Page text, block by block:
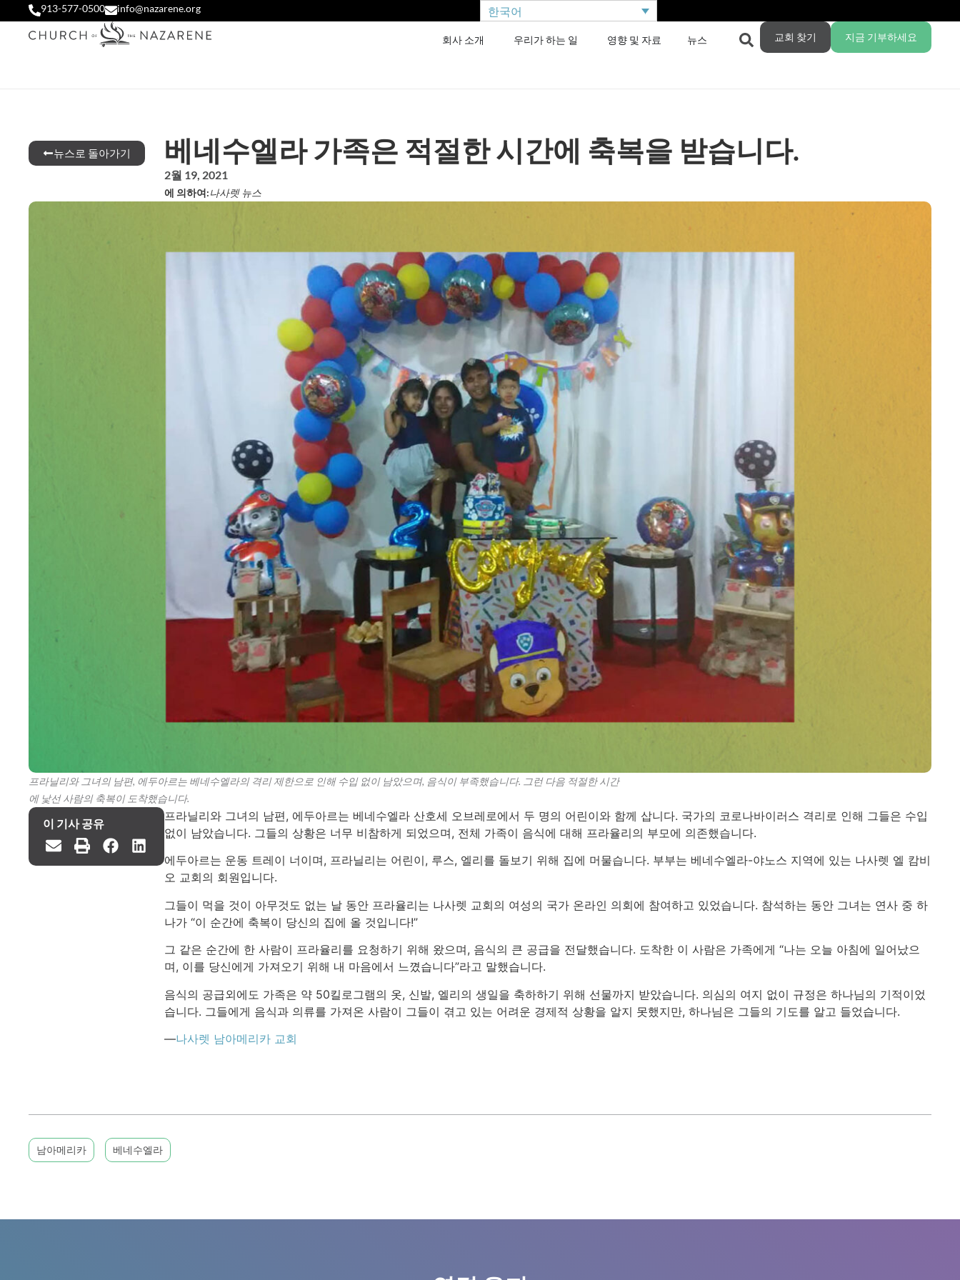
913-577-0500 info@nazarene.org 한국어
회사 소개 우리가 하는 일 영향 및 자료 뉴스 교회 찾기 지금 기부하세요
뉴스로 돌아가기 베네수엘라 가족은 적절한 시간에 축복을 받습니다.
2월 19, 2021
에 의하여:나사렛 뉴스
프라닐리와 그녀의 남편, 에두아르는 베네수엘라의 격리 제한으로 인해 수입 없이 남았으며, 음식이 부족했습니다. 그런 다음 적절한 시간
에 낯선 사람의 축복이 도착했습니다.
이 기사 공유
프라닐리와 그녀의 남편, 에두아르는 베네수엘라 산호세 오브레로에서 두 명의 어린이와 함께 삽니다. 국가의 코로나바이러스 격리로 인해 그들은 수입
없이 남았습니다. 그들의 상황은 너무 비참하게 되었으며, 전체 가족이 음식에 대해 프라율리의 부모에 의존했습니다.
에두아르는 운동 트레이 너이며, 프라닐리는 어린이, 루스, 엘리를 돌보기 위해 집에 머물습니다. 부부는 베네수엘라-야노스 지역에 있는 나사렛 엘 캄비
오 교회의 회원입니다.
그들이 먹을 것이 아무것도 없는 날 동안 프라율리는 나사렛 교회의 여성의 국가 온라인 의회에 참여하고 있었습니다. 참석하는 동안 그녀는 연사 중 하
나가 “이 순간에 축복이 당신의 집에 올 것입니다!”
그 같은 순간에 한 사람이 프라율리를 요청하기 위해 왔으며, 음식의 큰 공급을 전달했습니다. 도착한 이 사람은 가족에게 “나는 오늘 아침에 일어났으
며, 이를 당신에게 가져오기 위해 내 마음에서 느꼈습니다”라고 말했습니다.
음식의 공급외에도 가족은 약 50킬로그램의 옷, 신발, 엘리의 생일을 축하하기 위해 선물까지 받았습니다. 의심의 여지 없이 규정은 하나님의 기적이었
습니다. 그들에게 음식과 의류를 가져온 사람이 그들이 겪고 있는 어려운 경제적 상황을 알지 못했지만, 하나님은 그들의 기도를 알고 들었습니다.
—나사렛 남아메리카 교회
남아메리카 베네수엘라